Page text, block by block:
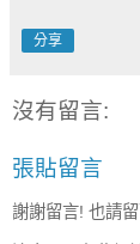
分享
沒有留言:
張貼留言
謝謝留言! 也請